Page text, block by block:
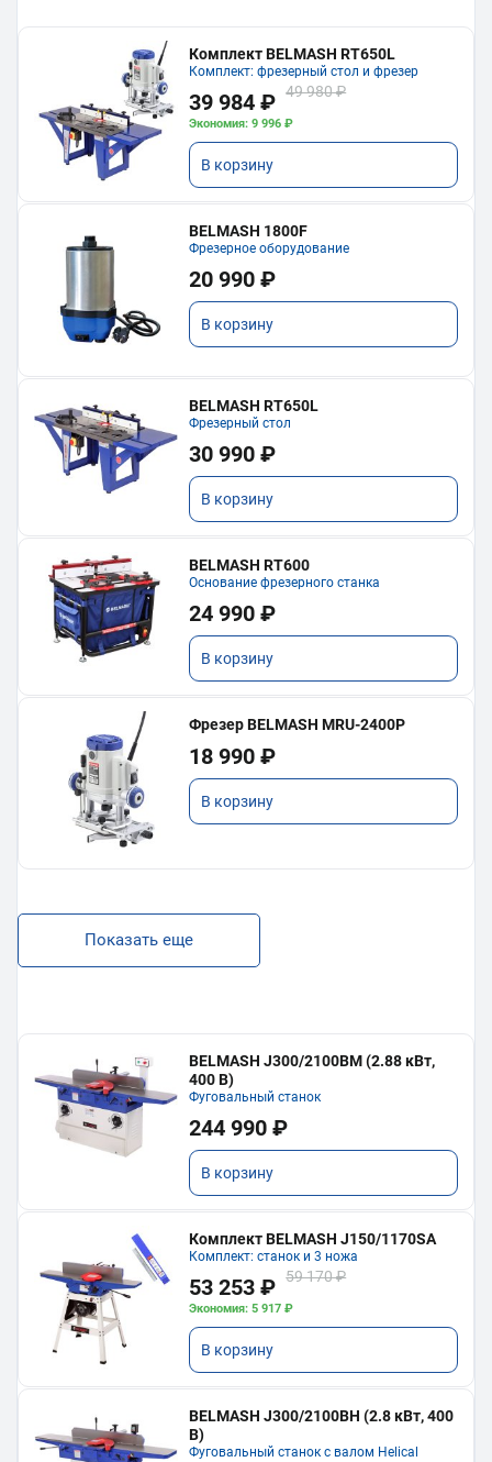
Комплект BELMASH RT650L
Комплект: фрезерный стол и фрезер
39 984 ₽ 49 980 ₽
Экономия: 9 996 ₽
В корзину
BELMASH 1800F
Фрезерное оборудование
20 990 ₽
В корзину
BELMASH RT650L
Фрезерный стол
30 990 ₽
В корзину
BELMASH RT600
Основание фрезерного станка
24 990 ₽
В корзину
Фрезер BELMASH MRU-2400P
18 990 ₽
В корзину
Показать еще
BELMASH J300/2100ВМ (2.88 кВт,
400 В)
Фуговальный станок
244 990 ₽
В корзину
Комплект BELMASH J150/1170SA
Комплект: станок и 3 ножа
53 253 ₽ 59 170 ₽
Экономия: 5 917 ₽
В корзину
BELMASH J300/2100ВH (2.8 кВт, 400
В)
Фуговальный станок с валом Helical